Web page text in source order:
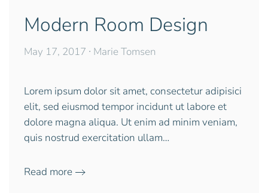
Modern Room Design
May 17, 2017 ∙ Marie Tomsen
Lorem ipsum dolor sit amet, consectetur adipisici
elit, sed eiusmod tempor incidunt ut labore et
dolore magna aliqua. Ut enim ad minim veniam,
quis nostrud exercitation ullam…
Read more